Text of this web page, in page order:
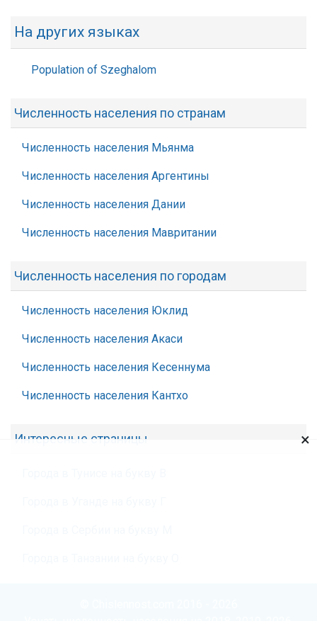
На других языках
Population of Szeghalom
Численность населения по странам
Численность населения Мьянма
Численность населения Аргентины
Численность населения Дании
Численность населения Мавритании
Численность населения по городам
Численность населения Юклид
Численность населения Акаси
Численность населения Кесеннума
Численность населения Кантхо
Интересные страницы ×